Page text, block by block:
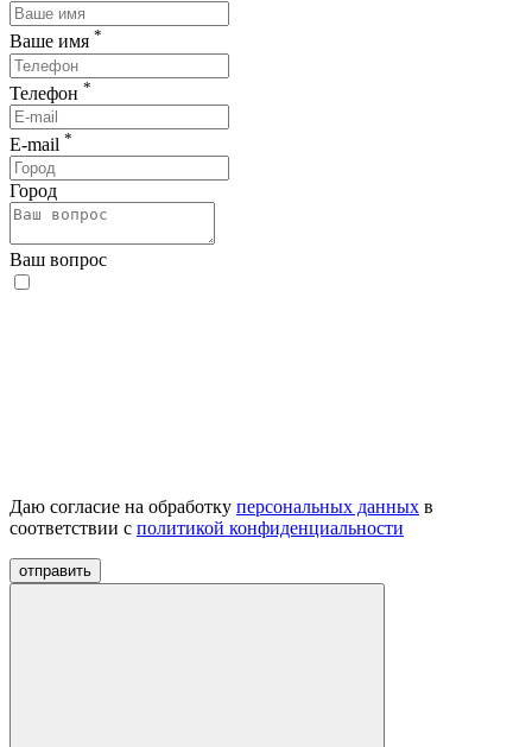
Ваше имя *
Телефон *
E-mail *
Город
Ваш вопрос
Даю согласие на обработку персональных данных в
соответствии с политикой конфиденциальности
отправить